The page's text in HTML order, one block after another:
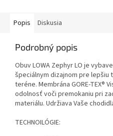
Popis Diskusia
Podrobný popis
Obuv LOWA Zephyr LO je
špeciálnym dizajnom pre lepšiu
teréne. Membrána GORE-TEX®
odolnosť voči premokaniu pri
materiálu. Udržiava Vaše
TECHNOILÓGIE: